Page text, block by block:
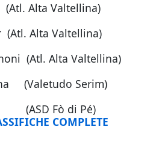
Alta Valtellina)
Alta Valtellina)
(Atl. Alta Valtellina)
(Valetudo Serim)
Fò di Pé)
COMPLETE